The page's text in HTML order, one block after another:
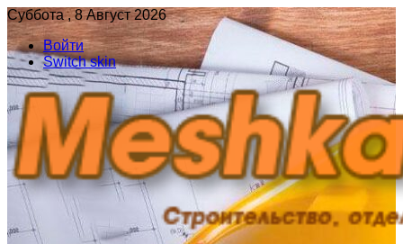
Суббота , 8 Август 2026
Войти
Switch skin